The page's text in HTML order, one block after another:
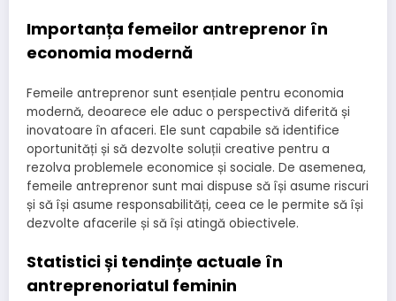
Importanța femeilor antreprenor în
economia modernă
Femeile antreprenor sunt esențiale pentru economia
modernă, deoarece ele aduc o perspectivă diferită și
inovatoare în afaceri. Ele sunt capabile să identifice
oportunități și să dezvolte soluții creative pentru a
rezolva problemele economice și sociale. De asemenea,
femeile antreprenor sunt mai dispuse să își asume riscuri
și să își asume responsabilități, ceea ce le permite să își
dezvolte afacerile și să își atingă obiectivele.
Statistici și tendințe actuale în
antreprenoriatul feminin